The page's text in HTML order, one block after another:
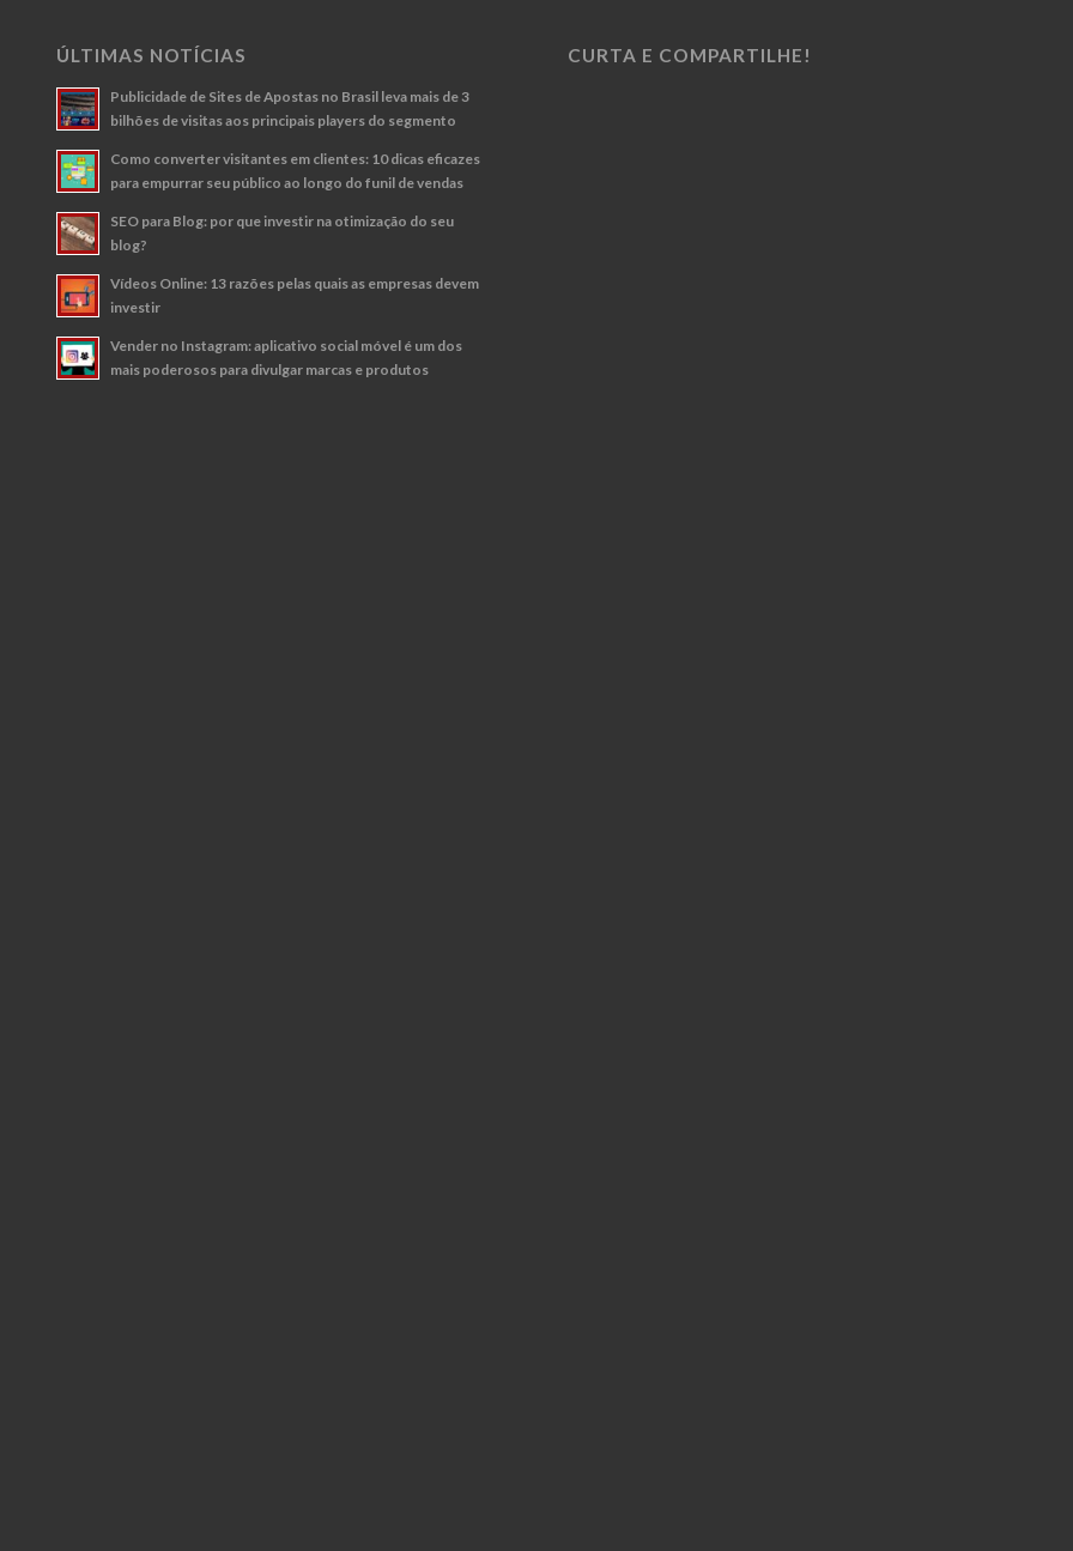
ÚLTIMAS NOTÍCIAS
Publicidade de Sites de Apostas no Brasil leva mais de 3
bilhões de visitas aos principais players do segmento
Como converter visitantes em clientes: 10 dicas eficazes
para empurrar seu público ao longo do funil de vendas
SEO para Blog: por que investir na otimização do seu
blog?
Vídeos Online: 13 razões pelas quais as empresas devem
investir
Vender no Instagram: aplicativo social móvel é um dos
mais poderosos para divulgar marcas e produtos
CURTA E COMPARTILHE!